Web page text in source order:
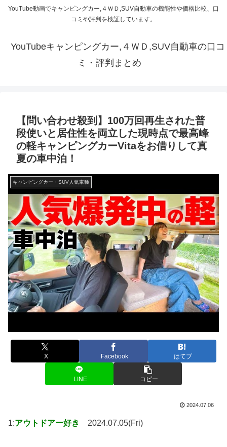
YouTube動画でキャンピングカー,４ＷＤ,SUV自動車の機能性や価格比較、口
コミや評判を検証しています。
YouTubeキャンピングカー,４ＷＤ,SUV自動車の口コ
ミ・評判まとめ
【問い合わせ殺到】100万回再生された普
段使いと居住性を両立した現時点で最高峰
の軽キャンピングカーVitaをお借りして真
夏の車中泊！
キャンピングカー・SUV人気車種
X Facebook はてブ
LINE コピー
2024.07.06
1:アウトドアー好き 2024.07.05(Fri)